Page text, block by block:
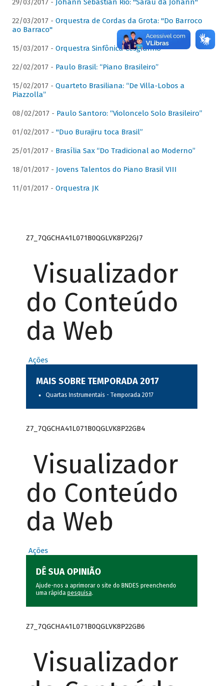
29/03/2017 - Johann Sebastian Rio: "Sarau da Johann"
22/03/2017 - Orquestra de Cordas da Grota: "Do Barroco
ao Barraco"
15/03/2017 - Orquestra Sinfônica Cesgranrio
22/02/2017 - Paulo Brasil: “Piano Brasileiro”
15/02/2017 - Quarteto Brasiliana: “De Villa-Lobos a
Piazzolla”
08/02/2017 - Paulo Santoro: “Violoncelo Solo Brasileiro”
01/02/2017 - "Duo Burajiru toca Brasil”
25/01/2017 - Brasília Sax “Do Tradicional ao Moderno”
18/01/2017 - Jovens Talentos do Piano Brasil VIII
11/01/2017 - Orquestra JK
Z7_7QGCHA41L071B0QGLVK8P22GJ7
Visualizador
do Conteúdo
da Web
Ações
MAIS SOBRE TEMPORADA 2017
Quartas Instrumentais - Temporada 2017
Z7_7QGCHA41L071B0QGLVK8P22GB4
Visualizador
do Conteúdo
da Web
Ações
DÊ SUA OPINIÃO
Ajude-nos a aprimorar o site do BNDES preenchendo
uma rápida pesquisa.
Z7_7QGCHA41L071B0QGLVK8P22GB6
Visualizador